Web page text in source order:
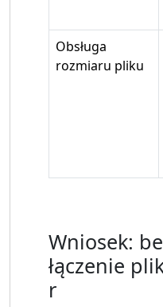
Obsługa
rozmiaru pliku
Wniosek:
łączenie
r